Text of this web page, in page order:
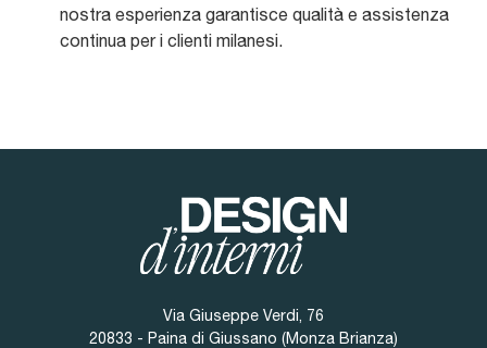
nostra esperienza garantisce qualità e assistenza
continua per i clienti milanesi.
Via Giuseppe Verdi, 76
20833 - Paina di Giussano (Monza Brianza)